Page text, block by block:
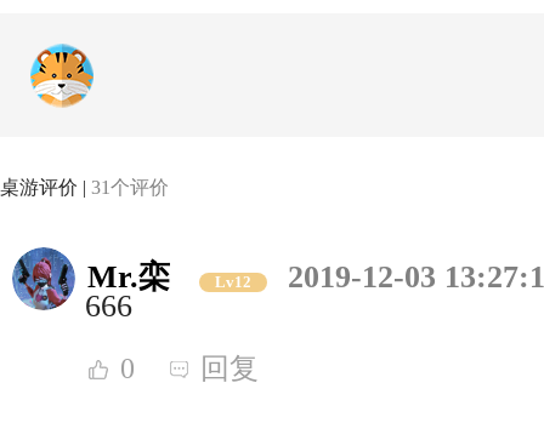
桌游评价 | 31个评价
Mr.栾 Lv12
2019-12-03
666
0 回复